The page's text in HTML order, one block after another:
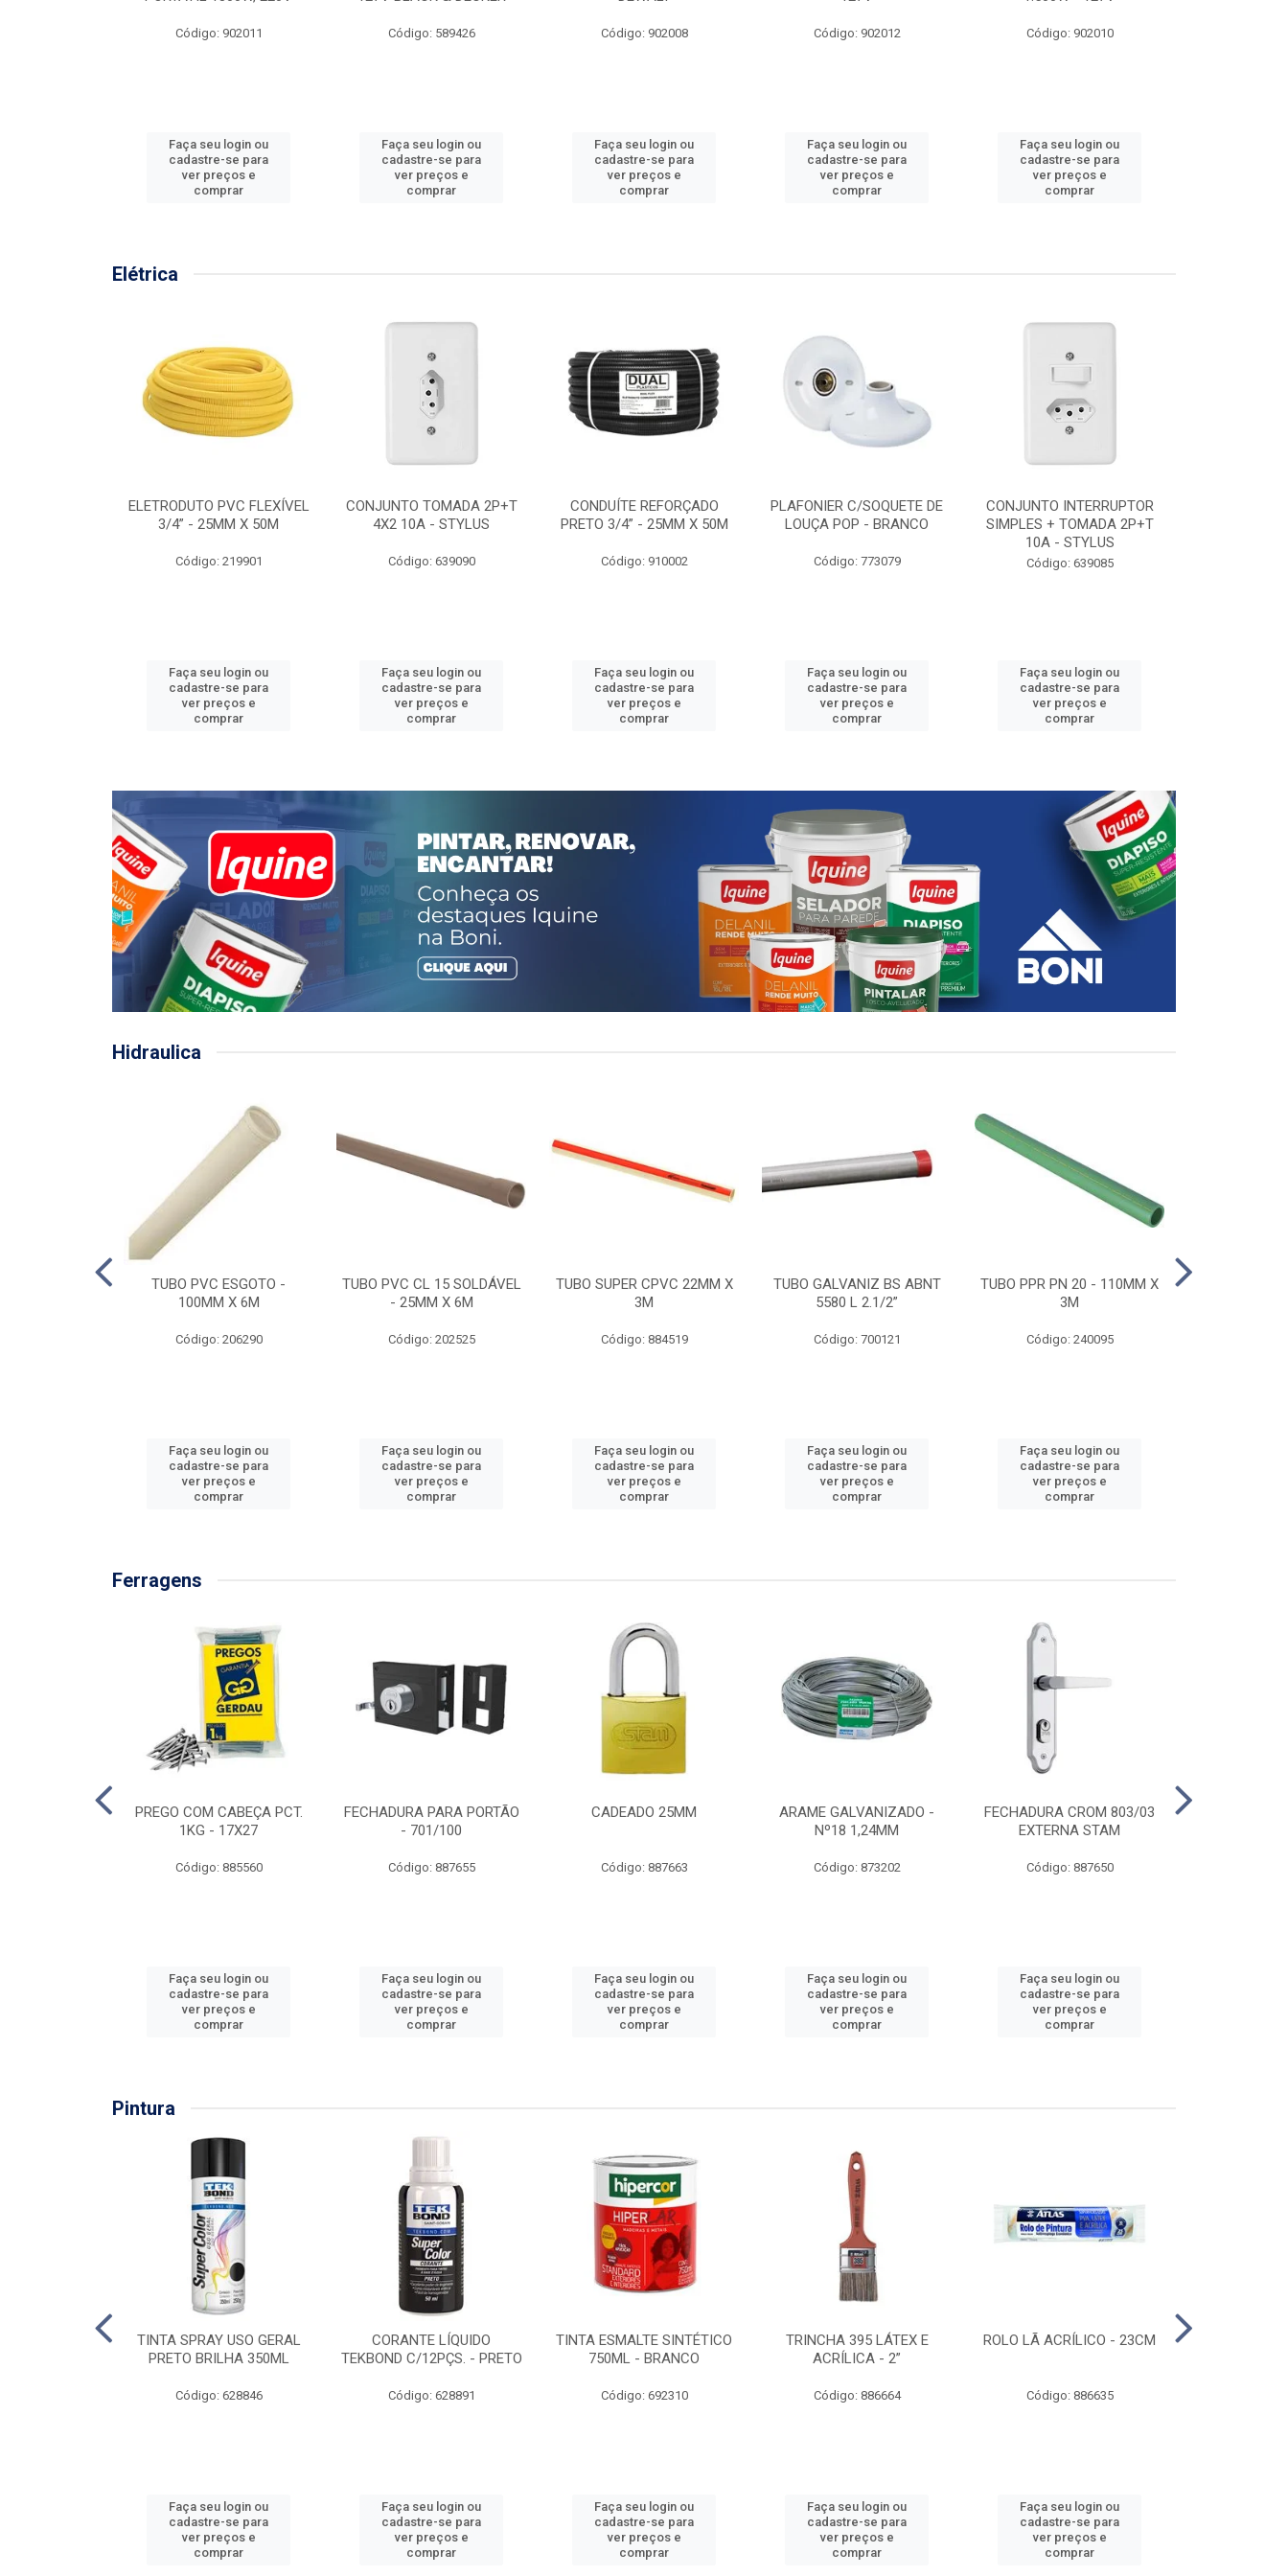
Código: 902011
Faça seu login ou
cadastre-se para
ver preços e
comprar
Código: 589426
Faça seu login ou
cadastre-se para
ver preços e
comprar
Código: 902008
Faça seu login ou
cadastre-se para
ver preços e
comprar
Código: 902012
Faça seu login ou
cadastre-se para
ver preços e
comprar
Código: 902010
Faça seu login ou
cadastre-se para
ver preços e
comprar
Elétrica
ELETRODUTO PVC FLEXÍVEL
3/4” - 25MM X 50M
Código: 219901
Faça seu login ou
cadastre-se para
ver preços e
comprar
CONJUNTO TOMADA 2P+T
4X2 10A - STYLUS
Código: 639090
Faça seu login ou
cadastre-se para
ver preços e
comprar
CONDUÍTE REFORÇADO
PRETO 3/4” - 25MM X 50M
Código: 910002
Faça seu login ou
cadastre-se para
ver preços e
comprar
PLAFONIER C/SOQUETE DE
LOUÇA POP - BRANCO
Código: 773079
Faça seu login ou
cadastre-se para
ver preços e
comprar
CONJUNTO INTERRUPTOR
SIMPLES + TOMADA 2P+T
10A - STYLUS
Código: 639085
Faça seu login ou
cadastre-se para
ver preços e
comprar
Hidraulica
TUBO PVC ESGOTO -
100MM X 6M
Código: 206290
Faça seu login ou
cadastre-se para
ver preços e
comprar
TUBO PVC CL 15 SOLDÁVEL
- 25MM X 6M
Código: 202525
Faça seu login ou
cadastre-se para
ver preços e
comprar
TUBO SUPER CPVC 22MM X
3M
Código: 884519
Faça seu login ou
cadastre-se para
ver preços e
comprar
TUBO GALVANIZ BS ABNT
5580 L 2.1/2”
Código: 700121
Faça seu login ou
cadastre-se para
ver preços e
comprar
TUBO PPR PN 20 - 110MM X
3M
Código: 240095
Faça seu login ou
cadastre-se para
ver preços e
comprar
Ferragens
PREGO COM CABEÇA PCT.
1KG - 17X27
Código: 885560
Faça seu login ou
cadastre-se para
ver preços e
comprar
FECHADURA PARA PORTÃO
- 701/100
Código: 887655
Faça seu login ou
cadastre-se para
ver preços e
comprar
CADEADO 25MM
Código: 887663
Faça seu login ou
cadastre-se para
ver preços e
comprar
ARAME GALVANIZADO -
Nº18 1,24MM
Código: 873202
Faça seu login ou
cadastre-se para
ver preços e
comprar
FECHADURA CROM 803/03
EXTERNA STAM
Código: 887650
Faça seu login ou
cadastre-se para
ver preços e
comprar
Pintura
TINTA SPRAY USO GERAL
PRETO BRILHA 350ML
Código: 628846
Faça seu login ou
cadastre-se para
ver preços e
comprar
CORANTE LÍQUIDO
TEKBOND C/12PÇS. - PRETO
Código: 628891
Faça seu login ou
cadastre-se para
ver preços e
comprar
TINTA ESMALTE SINTÉTICO
750ML - BRANCO
Código: 692310
Faça seu login ou
cadastre-se para
ver preços e
comprar
TRINCHA 395 LÁTEX E
ACRÍLICA - 2”
Código: 886664
Faça seu login ou
cadastre-se para
ver preços e
comprar
ROLO LÃ ACRÍLICO - 23CM
Código: 886635
Faça seu login ou
cadastre-se para
ver preços e
comprar